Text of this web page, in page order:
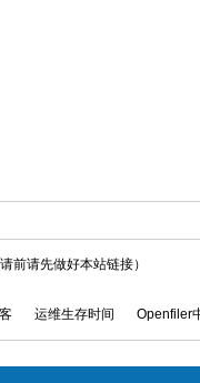
前请先做好本站链接）
运维生存时间 Openfiler